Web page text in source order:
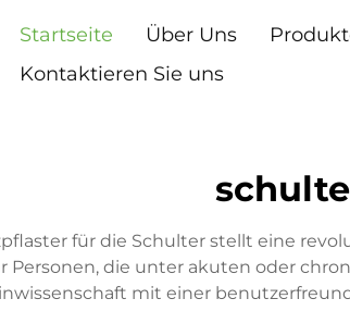
Startseite Über Uns
Kontaktieren Sie uns
für die Schulter stellt eine
Personen, die unter akuten oder
mit einer